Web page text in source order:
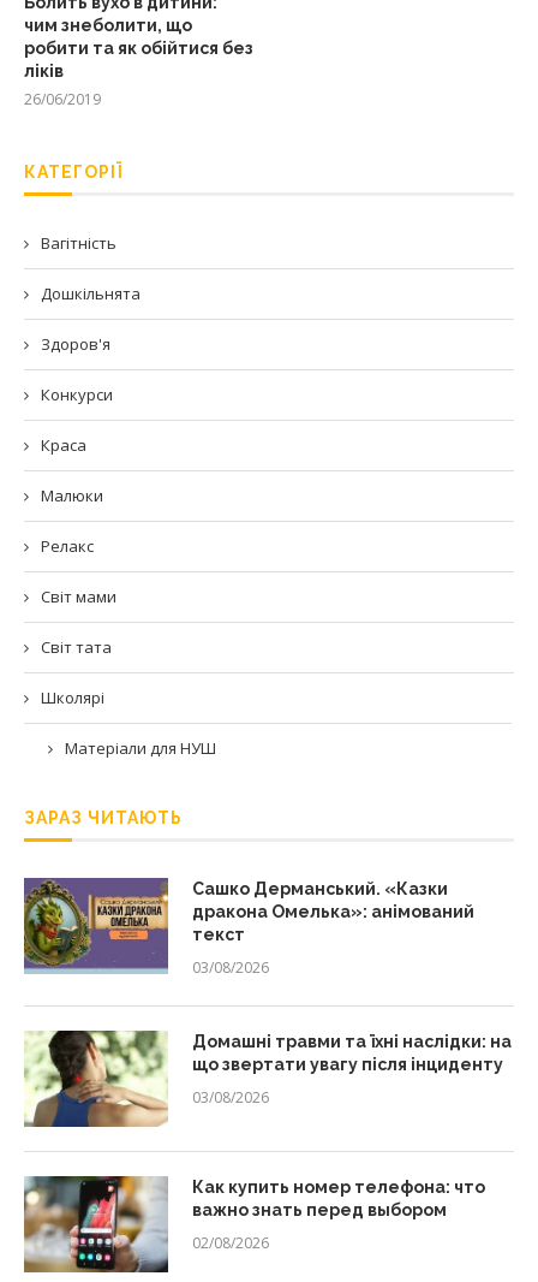
чим знеболити, що
робити та як обійтися без
ліків
26/06/2019
КАТЕГОРІЇ
Вагітність
Дошкільнята
Здоров'я
Конкурси
Краса
Малюки
Релакс
Світ мами
Світ тата
Школярі
Матеріали для НУШ
ЗАРАЗ ЧИТАЮТЬ
Сашко Дерманський. «Казки
дракона Омелька»: анімований
текст
03/08/2026
Домашні травми та їхні наслідки: на
що звертати увагу після інциденту
03/08/2026
Как купить номер телефона: что
важно знать перед выбором
02/08/2026